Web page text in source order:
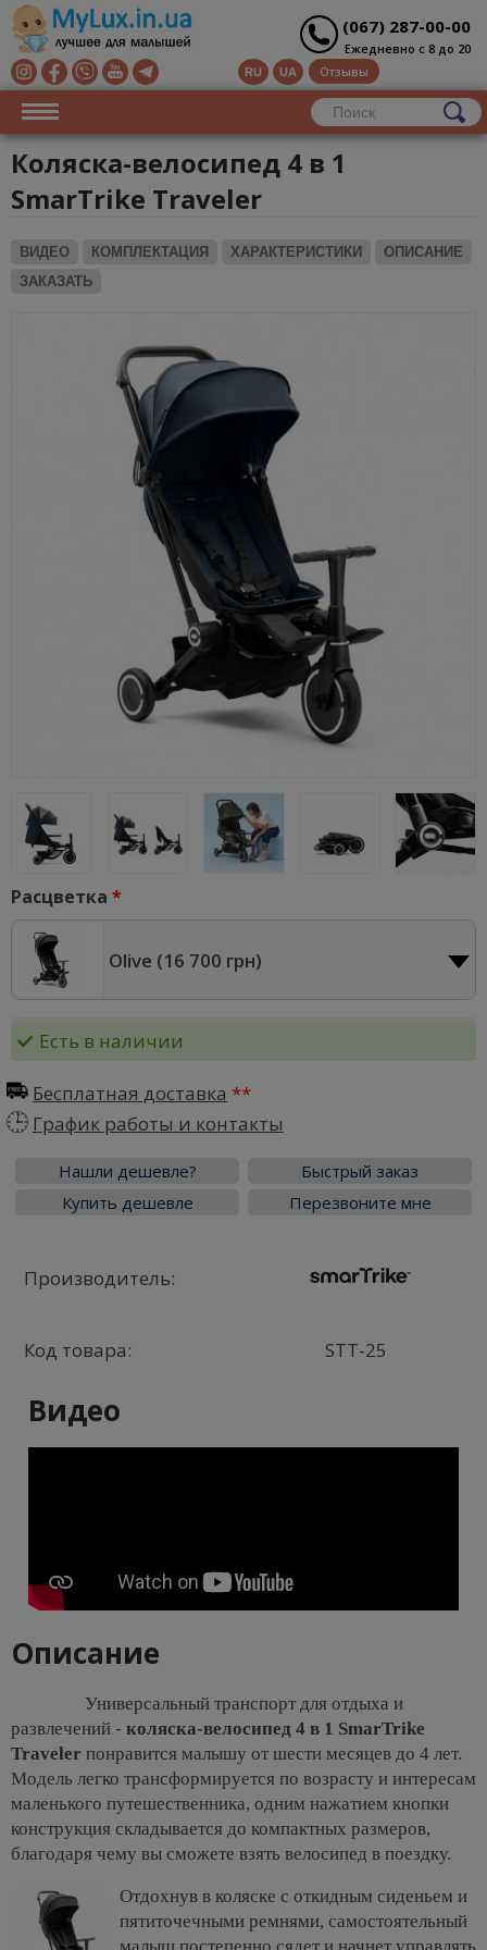
(067) 287-00-00
Ежедневно с 8 до 20
RU UA Отзывы
Коляска-велосипед 4 в 1
SmarTrike Traveler
ВИДЕО КОМПЛЕКТАЦИЯ ХАРАКТЕРИСТИКИ
ОПИСАНИЕ
ЗАКАЗАТЬ
Расцветка
Olive (16 700 грн)
Есть в наличии
Бесплатная доставка
График работы и контакты
Нашли дешевле?
Быстрый заказ
Купить дешевле
Перезвоните мне
Производитель:
Код товара: STT-25
Видео
Описание
Универсальный транспорт для отдыха и
развлечений - коляска-велосипед 4 в 1 SmarTrike
Traveler понравится малышу от шести месяцев до 4 лет.
Модель легко трансформируется по возрасту и интересам
маленького путешественника, одним нажатием кнопки
конструкция складывается до компактных размеров,
благодаря чему вы сможете взять велосипед в поездку.
Отдохнув в коляске с откидным сиденьем и
пятиточечными ремнями, самостоятельный